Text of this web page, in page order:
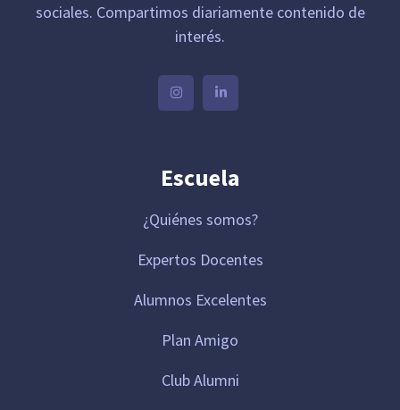
sociales. Compartimos diariamente contenido de
interés.
Escuela
¿Quiénes somos?
Expertos Docentes
Alumnos Excelentes
Plan Amigo
Club Alumni